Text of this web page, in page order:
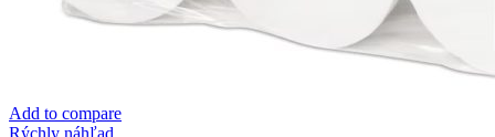
Add to compare